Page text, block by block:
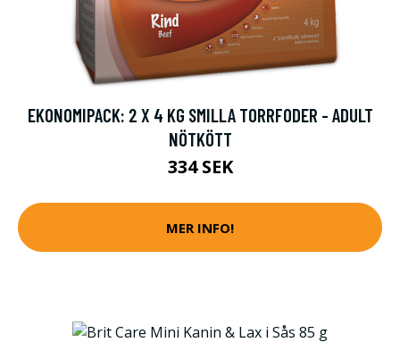
EKONOMIPACK: 2 X 4 KG SMILLA TORRFODER - ADULT
NÖTKÖTT
334 SEK
MER INFO!